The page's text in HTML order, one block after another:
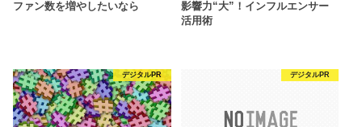
ファン数を増やしたいなら
影響力“大”！インフルエンサー
活用術
デジタルPR デジタルPR